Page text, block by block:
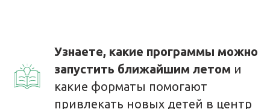
Узнаете, какие программы можно
запустить ближайшим летом и
какие форматы помогают
привлекать новых детей в центр